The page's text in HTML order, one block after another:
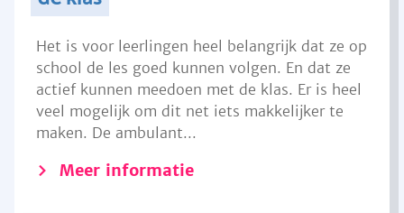
Het is voor leerlingen heel belangrijk dat ze op
school de les goed kunnen volgen. En dat ze
actief kunnen meedoen met de klas. Er is heel
veel mogelijk om dit net iets makkelijker te
maken. De ambulant...
Meer informatie